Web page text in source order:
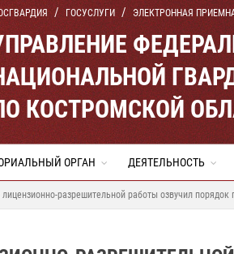
ГОСУСЛУГИ ЭЛЕКТРОННАЯ
КОСТРОМСКОЙ
ОРГАН ДЕЯТЕЛЬНОСТЬ
лицензионно-разрешительной работы озвучил